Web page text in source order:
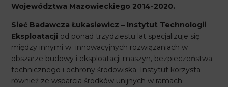
Województwa Mazowieckiego 2014-2020.
Sieć Badawcza Łukasiewicz – Instytut Technologii
Eksploatacji od ponad trzydziestu lat specjalizuje się
między innymi w innowacyjnych rozwiązaniach w
obszarze budowy i eksploatacji maszyn, bezpieczeństwa
technicznego i ochrony środowiska. Instytut korzysta
również ze wsparcia środków unijnych w ramach